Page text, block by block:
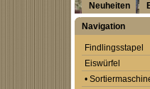
Neuheiten
Navigation
Findlingsstapel
Eiswürfel
•